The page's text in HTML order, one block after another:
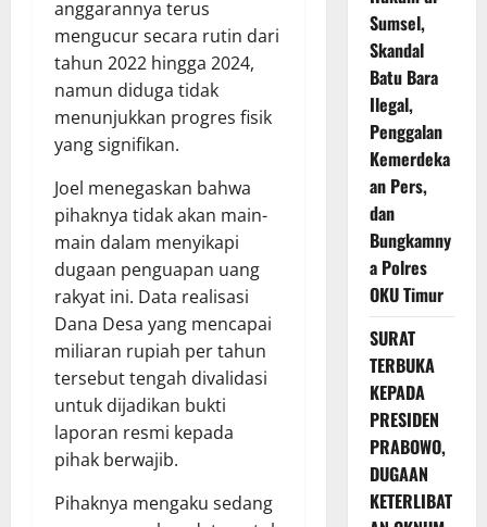
anggarannya terus
mengucur secara rutin dari
tahun 2022 hingga 2024,
namun diduga tidak
menunjukkan progres fisik
yang signifikan.
Joel menegaskan bahwa
pihaknya tidak akan main-
main dalam menyikapi
dugaan penguapan uang
rakyat ini. Data realisasi
Dana Desa yang mencapai
miliaran rupiah per tahun
tersebut tengah divalidasi
untuk dijadikan bukti
laporan resmi kepada
pihak berwajib.
Pihaknya mengaku sedang
Sumsel,
Skandal
Batu Bara
Ilegal,
Penggalan
Kemerdeka
an Pers,
dan
Bungkamny
a Polres
OKU Timur
SURAT
TERBUKA
KEPADA
PRESIDEN
PRABOWO,
DUGAAN
KETERLIBAT